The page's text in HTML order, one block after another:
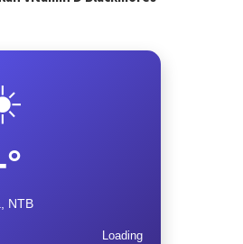
NTB
Loading